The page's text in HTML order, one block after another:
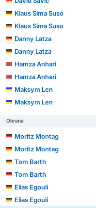
Klaus Sima Suso
Klaus Sima Suso
Danny Latza
Danny Latza
Hamza Anhari
Hamza Anhari
Maksym Len
Maksym Len
Obrana
Moritz Montag
Moritz Montag
Tom Barth
Tom Barth
Elias Egouli
Elias Egouli